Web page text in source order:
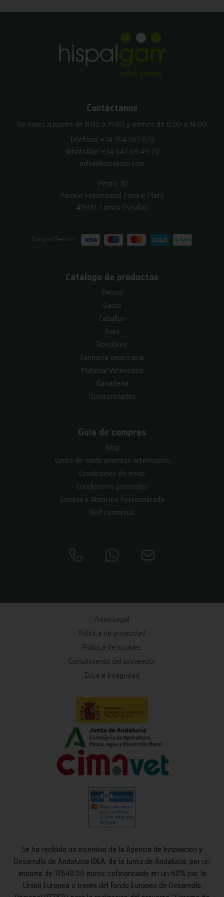
Contáctanos
De lunes a jueves de 8:00 a 15:00 y viernes de 8:00 a 14:00
Teléfono: +34 954 587 870
WhatsApp: +34 647 69 49 70
info@hispalgan.com
Mesta, 10
Parque Empresarial Parque Plata
41900, Camas (Sevilla)
Compra Segura:
Catálogo de productos
Perros
Gatos
Caballos
Aves
Roedores
Farmacia veterinaria
Material Veterinario
Ganadería
Oportunidades
Guía de compras
Blog
Venta de medicamentos veterinarios
Condiciones de envío
Condiciones generales
Compra y Atención Personalizada
Red comercial
Aviso Legal
Política de privacidad
Política de cookies
Cumplimiento del proveedor
Ética e Integridad
Se ha recibido un incentivo de la Agencia de Innovación y
Desarrollo de Andalucía IDEA, de la Junta de Andalucía, por un
importe de 17.640,00 euros, cofinanciado en un 80% por la
Unión Europea a través del Fondo Europeo de Desarrollo